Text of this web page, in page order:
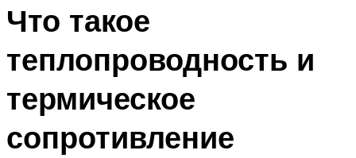
Что такое
теплопроводность и
термическое
сопротивление